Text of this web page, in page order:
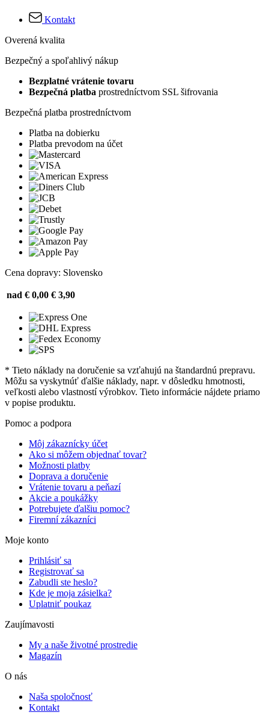
Kontakt
Overená kvalita
Bezpečný a spoľahlivý nákup
Bezplatné vrátenie tovaru
Bezpečná platba prostredníctvom SSL šifrovania
Bezpečná platba prostredníctvom
Platba na dobierku
Platba prevodom na účet
Cena dopravy: Slovensko
nad € 0,00 € 3,90
* Tieto náklady na doručenie sa vzťahujú na štandardnú prepravu.
Môžu sa vyskytnúť ďalšie náklady, napr. v dôsledku hmotnosti,
veľkosti alebo vlastností výrobkov. Tieto informácie nájdete priamo
v popise produktu.
Pomoc a podpora
Môj zákaznícky účet
Ako si môžem objednať tovar?
Možnosti platby
Doprava a doručenie
Vrátenie tovaru a peňazí
Akcie a poukážky
Potrebujete ďalšiu pomoc?
Firemní zákazníci
Moje konto
Prihlásiť sa
Registrovať sa
Zabudli ste heslo?
Kde je moja zásielka?
Uplatniť poukaz
Zaujímavosti
My a naše životné prostredie
Magazín
O nás
Naša spoločnosť
Kontakt